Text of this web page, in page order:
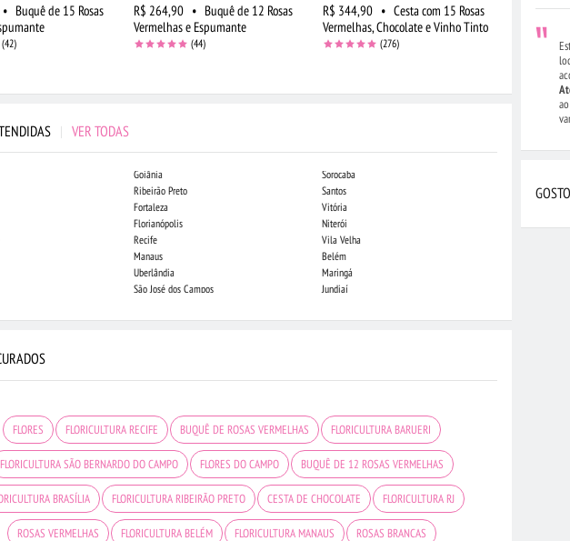
• Buquê de 15 Rosas
(42)
R$ 264,90 • Buquê de 12 Rosas
Vermelhas e Espumante
(44)
R$ 344,90 • Cesta com 15 Rosas
Vermelhas, Chocolate e Vinho Tinto
(276)
R$ 264,90
Flores do
Chocolate
| VER TODAS
Goiânia
Ribeirão Preto
Fortaleza
Florianópolis
Recife
Manaus
Uberlândia
São José dos Campos
Sorocaba
Santos
Vitória
Niterói
Vila Velha
Belém
Maringá
Jundiaí
Indaiatuba
FLORES FLORICULTURA RECIFE BUQUÊ DE ROSAS VERMELHAS FLORICULTURA BARUERI
FLORICULTURA SÃO BERNARDO DO CAMPO FLORES DO CAMPO BUQUÊ DE 12 ROSAS VERMELHAS
BRASÍLIA FLORICULTURA RIBEIRÃO PRETO CESTA DE CHOCOLATE FLORICULTURA RJ
ROSAS VERMELHAS FLORICULTURA BELÉM FLORICULTURA MANAUS ROSAS BRANCAS